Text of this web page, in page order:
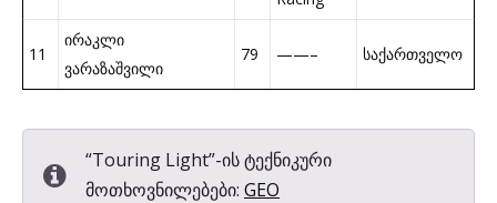
11
ირაკლი
ვარაზაშვილი
79 ——– საქართველო
“Touring Light”-ის ტექნიკური
მოთხოვნილებები: GEO